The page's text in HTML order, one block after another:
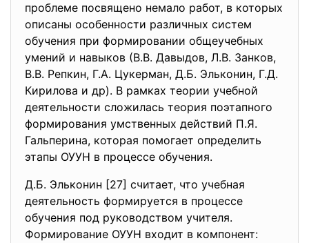
проблеме посвящено немало работ, в которых
описаны особенности различных систем
обучения при формировании общеучебных
умений и навыков (В.В. Давыдов, Л.В. Занков,
В.В. Репкин, Г.А. Цукерман, Д.Б. Эльконин, Г.Д.
Кирилова и др). В рамках теории учебной
деятельности сложилась теория поэтапного
формирования умственных действий П.Я.
Гальперина, которая помогает определить
этапы ОУУН в процессе обучения.
Д.Б. Эльконин [27] считает, что учебная
деятельность формируется в процессе
обучения под руководством учителя.
Формирование ОУУН входит в компонент: